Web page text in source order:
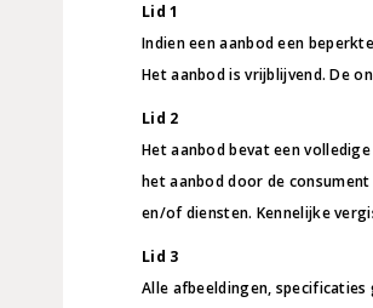
Lid 1
Indien een aanbod een
Het aanbod is vrijblijvend. De
Lid 2
Het aanbod bevat een
het aanbod door de
en/of diensten. Kennelijke
Lid 3
Alle afbeeldingen,